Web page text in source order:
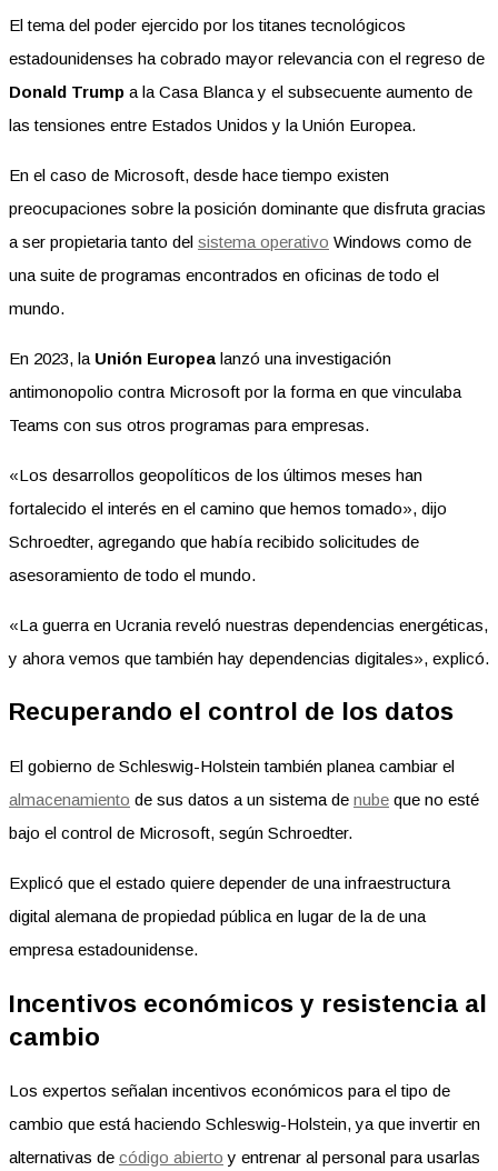
El tema del poder ejercido por los titanes tecnológicos
estadounidenses ha cobrado mayor relevancia con el regreso de
Donald Trump a la Casa Blanca y el subsecuente aumento de
las tensiones entre Estados Unidos y la Unión Europea.
En el caso de Microsoft, desde hace tiempo existen
preocupaciones sobre la posición dominante que disfruta gracias
a ser propietaria tanto del sistema operativo Windows como de
una suite de programas encontrados en oficinas de todo el
mundo.
En 2023, la Unión Europea lanzó una investigación
antimonopolio contra Microsoft por la forma en que vinculaba
Teams con sus otros programas para empresas.
«Los desarrollos geopolíticos de los últimos meses han
fortalecido el interés en el camino que hemos tomado», dijo
Schroedter, agregando que había recibido solicitudes de
asesoramiento de todo el mundo.
«La guerra en Ucrania reveló nuestras dependencias energéticas,
y ahora vemos que también hay dependencias digitales», explicó.
Recuperando el control de los datos
El gobierno de Schleswig-Holstein también planea cambiar el
almacenamiento de sus datos a un sistema de nube que no esté
bajo el control de Microsoft, según Schroedter.
Explicó que el estado quiere depender de una infraestructura
digital alemana de propiedad pública en lugar de la de una
empresa estadounidense.
Incentivos económicos y resistencia al
cambio
Los expertos señalan incentivos económicos para el tipo de
cambio que está haciendo Schleswig-Holstein, ya que invertir en
alternativas de código abierto y entrenar al personal para usarlas